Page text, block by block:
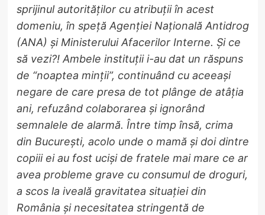
sprijinul autorităților cu atribuții în acest
domeniu, în speță Agenției Națională Antidrog
(ANA) și Ministerului Afacerilor Interne. Și ce
să vezi?! Ambele instituții i-au dat un răspuns
de “noaptea minții”, continuând cu aceeași
negare de care presa de tot plânge de atâția
ani, refuzând colaborarea și ignorând
semnalele de alarmă. Între timp însă, crima
din București, acolo unde o mamă și doi dintre
copiii ei au fost uciși de fratele mai mare ce ar
avea probleme grave cu consumul de droguri,
a scos la iveală gravitatea situației din
România și necesitatea stringentă de